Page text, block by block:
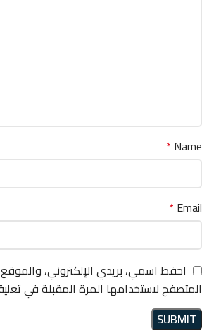
Name
*
Email
*
احفظ اسمي، بريدي الإلكتروني،
المتصفح لاستخدامها المرة المقبلة في